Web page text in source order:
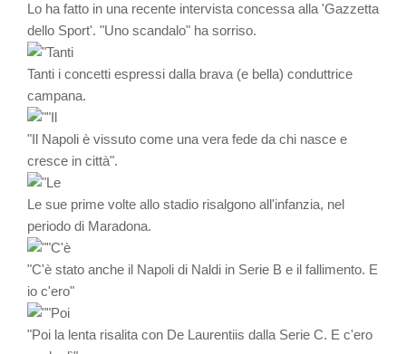
Lo ha fatto in una recente intervista concessa alla 'Gazzetta
dello Sport'. "Uno scandalo" ha sorriso.
Tanti i concetti espressi dalla brava (e bella) conduttrice
campana.
"Il Napoli è vissuto come una vera fede da chi nasce e
cresce in città".
Le sue prime volte allo stadio risalgono all'infanzia, nel
periodo di Maradona.
"C'è stato anche il Napoli di Naldi in Serie B e il fallimento. E
io c'ero"
"Poi la lenta risalita con De Laurentiis dalla Serie C. E c'ero